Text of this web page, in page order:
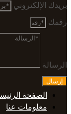
بريدك الإلكتروني
رقمك
الرسالة
إرسال
الصفحة
معلومات عنا